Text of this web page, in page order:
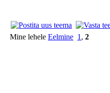
Mine lehele Eelmine 1 , 2